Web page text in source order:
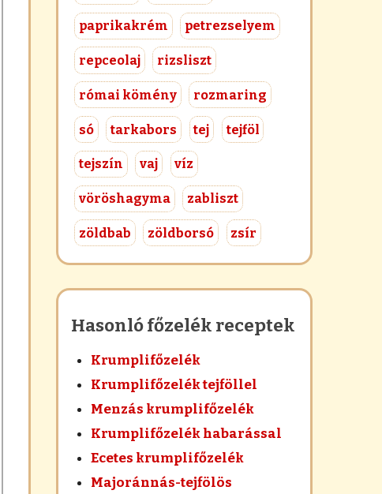
paprikakrém petrezselyem
repceolaj rizsliszt
római kömény rozmaring
só tarkabors tej tejföl
tejszín vaj víz
vöröshagyma zabliszt
zöldbab zöldborsó zsír
Hasonló főzelék receptek
Krumplifőzelék
Krumplifőzelék tejföllel
Menzás krumplifőzelék
Krumplifőzelék habarással
Ecetes krumplifőzelék
Majoránnás-tejfölös